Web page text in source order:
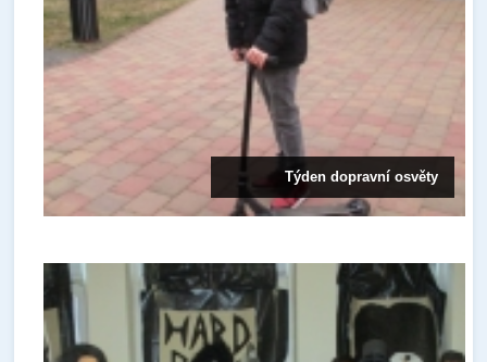
Týden dopravní osvěty